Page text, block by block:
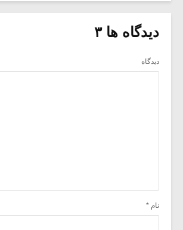
دیدگاه ها ۳
دیدگاه
نام *